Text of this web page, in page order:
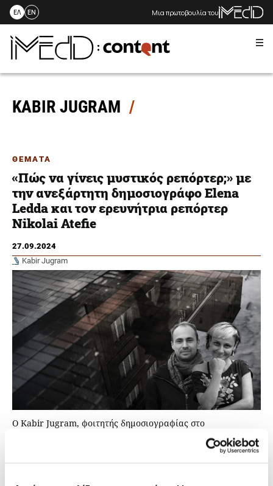
Skip
content
ΕΛ EN Μια πρωτοβουλία του
KABIR JUGRAM
ΘΕΜΑΤΑ
«Πώς να γίνεις μυστικός ρεπόρτερ;» με
την ανεξάρτητη δημοσιογράφο Elena
Ledda και τον ερευνήτρια ρεπόρτερ
Nikolai Atefie
27.09.2024
Kabir Jugram
Ο Kabir Jugram, φοιτητής δημοσιογραφίας στο
δημοσιογράφο Elena Ledda και τον ερευνητικό
δημοσιογράφο Nikolai Atefie κατά τη διάρκεια του Διεθνούς
Φόρουμ Δημοσιογραφίας 2024 του iMEdD στην Αθήνα και